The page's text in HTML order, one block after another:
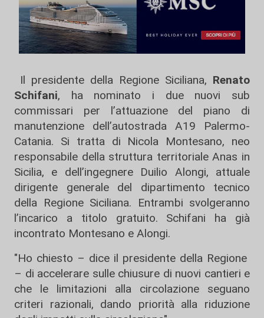
Il presidente della Regione Siciliana, Renato
Schifani, ha nominato i due nuovi sub
commissari per l’attuazione del piano di
manutenzione dell’autostrada A19 Palermo-
Catania. Si tratta di Nicola Montesano, neo
responsabile della struttura territoriale Anas in
Sicilia, e dell’ingegnere Duilio Alongi, attuale
dirigente generale del dipartimento tecnico
della Regione Siciliana. Entrambi svolgeranno
l’incarico a titolo gratuito. Schifani ha già
incontrato Montesano e Alongi.
"Ho chiesto – dice il presidente della Regione
– di accelerare sulle chiusure di nuovi cantieri e
che le limitazioni alla circolazione seguano
criteri razionali, dando priorità alla riduzione